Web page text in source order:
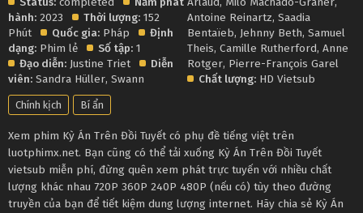
hành: 2023 Thời lượng: 152
Phút
Quốc gia: Pháp
Định
dạng: Phim lẻ Số tập: 1
Đạo diễn: Justine Triet
Diễn
viên: Sandra Hüller, Swann
Antoine Reinartz,Saadia
Bentaïeb, Jehnny Beth,Samuel
Theis,Camille Rutherford,Anne
Rotger, Pierre-François Garel
Chất lượng: HD Vietsub
Chính kịch Bí ẩn
Xem phim Kỳ Án Trên Đồi Tuyết có phụ đề tiếng việt trên
luotphimx.net. Bạn cũng có thể tải xuống Kỳ Án Trên Đồi Tuyết
vietsub miễn phí, đừng quên xem phát trực tuyến với nhiều chất
lượng khác nhau 720P 360P 240P 480P (nếu có) tùy theo đường
truyền của bạn để tiết kiệm dung lượng internet. Hãy chia sẻ Kỳ Án